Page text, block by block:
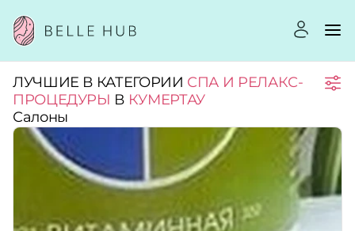
Город:
Категории:
ЛУЧШИЕ В КАТЕГОРИИ СПА И РЕЛАКС-
ПРОЦЕДУРЫ В КУМЕРТАУ
Салоны